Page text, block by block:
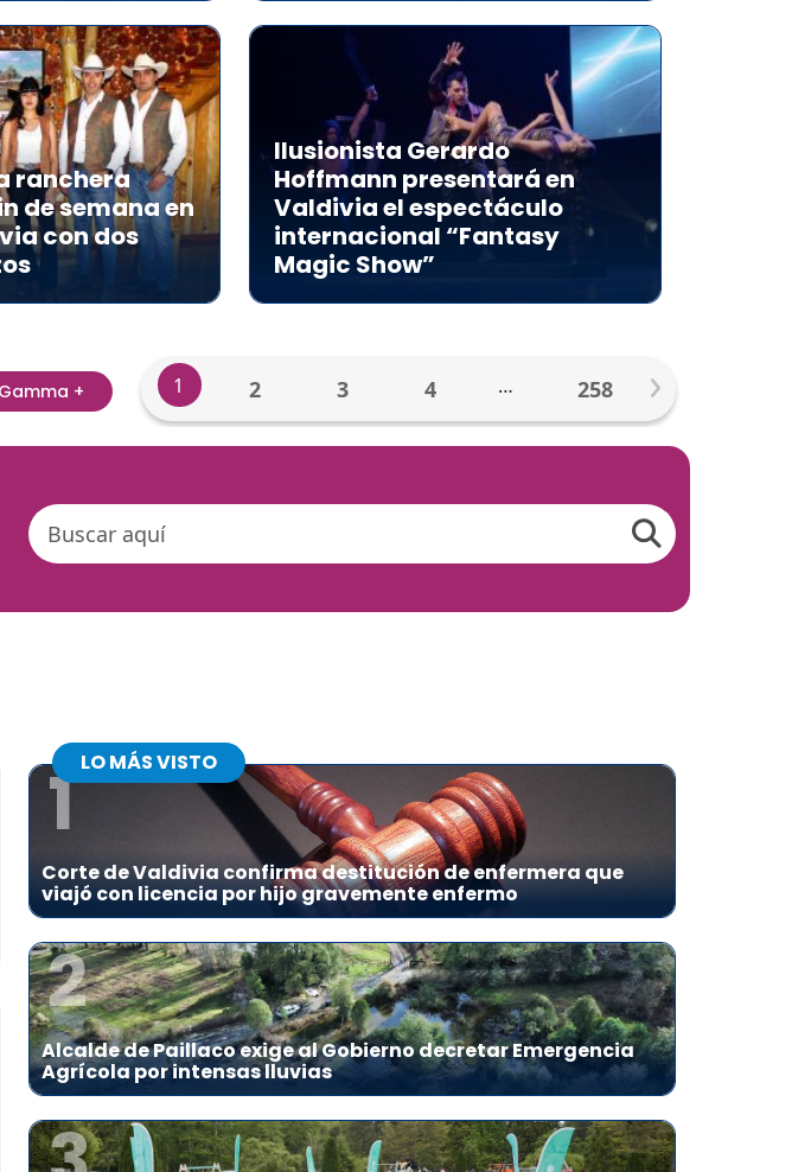
ranchera
de semana en
con dos
Ilusionista Gerardo
Hoffmann presentará en
Valdivia el espectáculo
internacional “Fantasy
Magic Show”
+ 1 2 3 4 … 258
LO MÁS VISTO
1
Corte de Valdivia confirma destitución de enfermera que
viajó con licencia por hijo gravemente enfermo
2
Alcalde de Paillaco exige al Gobierno decretar Emergencia
Agrícola por intensas lluvias